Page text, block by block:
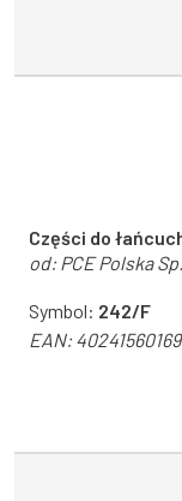
Części do
od: PCE Polska
Symbol: 242/F
EAN: